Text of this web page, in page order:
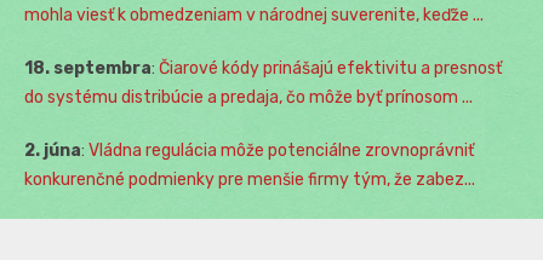
mohla viesť k obmedzeniam v národnej suverenite, keďže ...
18. septembra: Čiarové kódy prinášajú efektivitu a presnosť
do systému distribúcie a predaja, čo môže byť prínosom ...
2. júna: Vládna regulácia môže potenciálne zrovnoprávniť
konkurenčné podmienky pre menšie firmy tým, že zabez...